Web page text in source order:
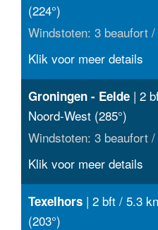
(224°)
Windstoten: 3 beaufort
Klik voor meer details
Groningen - Eelde | 2
Noord-West (285°)
Windstoten: 3 beaufort
Klik voor meer details
Texelhors | 2 bft / 5.3
(203°)